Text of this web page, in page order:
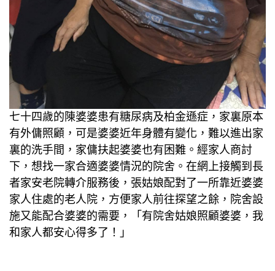
七十四歲的陳婆婆患有糖尿病及柏金遜症，家裏原本
有外傭照顧，可是婆婆近年身體有變化，難以進出家
裏的洗手間，家傭扶起婆婆也有困難。經家人商討
下，想找一家合適婆婆情況的院舍。在網上接觸到長
者家安老院轉介服務後，張姑娘配對了一所靠近婆婆
家人住處的老人院，方便家人前往探望之餘，院舍設
施又能配合婆婆的需要，「有院舍姑娘照顧婆婆，我
和家人都安心得多了！」